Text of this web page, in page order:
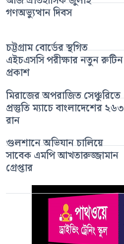
গণঅভ্যুত্থান দিবস
চট্টগ্রাম বোর্ডের স্থগিত
এইচএসসি পরীক্ষার নতুন রুটিন
প্রকাশ
মিরাজের অপরাজিত সেঞ্চুরিতে
প্রস্তুতি ম্যাচে বাংলাদেশের ২৬৩
রান
গুলশানে অভিযান চালিয়ে
সাবেক এমপি আখতারুজ্জামান
গ্রেপ্তার